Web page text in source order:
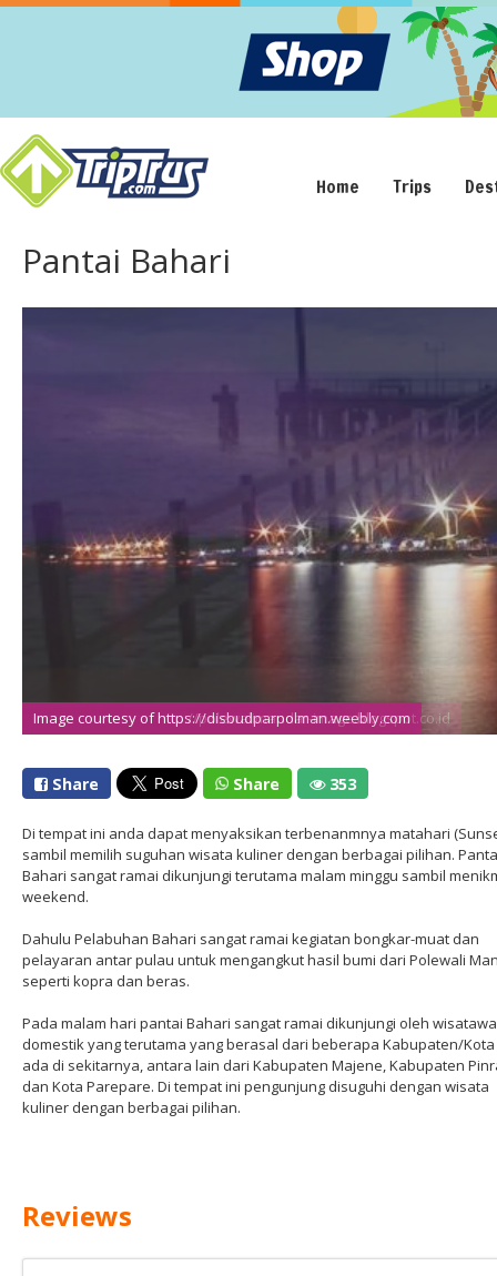
Home Trips
Pantai Bahari
Image courtesy of https://disbudparpolman.weebly.com
Image courtesy of http://polewalimandar-image.blogspot.co.id
Share Share 353
Di tempat ini anda dapat menyaksikan terbenanmnya matahari
sambil memilih suguhan wisata kuliner dengan berbagai pilihan.
Bahari sangat ramai dikunjungi terutama malam minggu sambil
weekend.
Dahulu Pelabuhan Bahari sangat ramai kegiatan bongkar-muat dan
pelayaran antar pulau untuk mengangkut hasil bumi dari Polewali
seperti kopra dan beras.
Pada malam hari pantai Bahari sangat ramai dikunjungi oleh
domestik yang terutama yang berasal dari beberapa Kabupaten/
ada di sekitarnya, antara lain dari Kabupaten Majene, Kabupaten
dan Kota Parepare. Di tempat ini pengunjung disuguhi dengan wisata
kuliner dengan berbagai pilihan.
Reviews